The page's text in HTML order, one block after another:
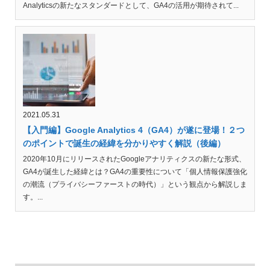
Analyticsの新たなスタンダードとして、GA4の活用が期待されて...
2021.05.31
【入門編】Google Analytics 4（GA4）が遂に登場！２つ
のポイントで誕生の経緯を分かりやすく解説（後編）
2020年10月にリリースされたGoogleアナリティクスの新たな形式、
GA4が誕生した経緯とは？GA4の重要性について「個人情報保護強化
の潮流（プライバシーファーストの時代）」という観点から解説しま
す。...